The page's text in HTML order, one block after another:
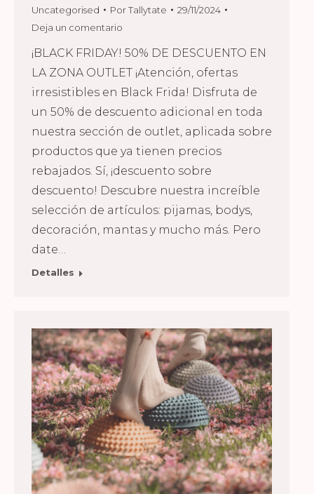
Uncategorised PorTallytate
29/11/2024
Deja un comentario
¡BLACK FRIDAY! 50% DE DESCUENTO EN
LA ZONA OUTLET ¡Atención, ofertas
irresistibles en Black Frida! Disfruta de
un 50% de descuento adicional en toda
nuestra sección de outlet, aplicada sobre
productos que ya tienen precios
rebajados. Sí, ¡descuento sobre
descuento! Descubre nuestra increíble
selección de artículos: pijamas, bodys,
decoración, mantas y mucho más. Pero
date…
Detalles